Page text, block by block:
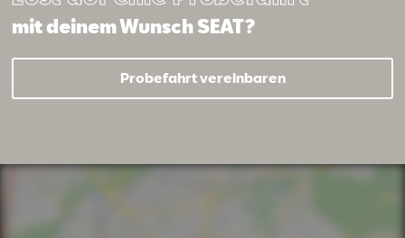
mit deinem Wunsch SEAT?
Probefahrt vereinbaren